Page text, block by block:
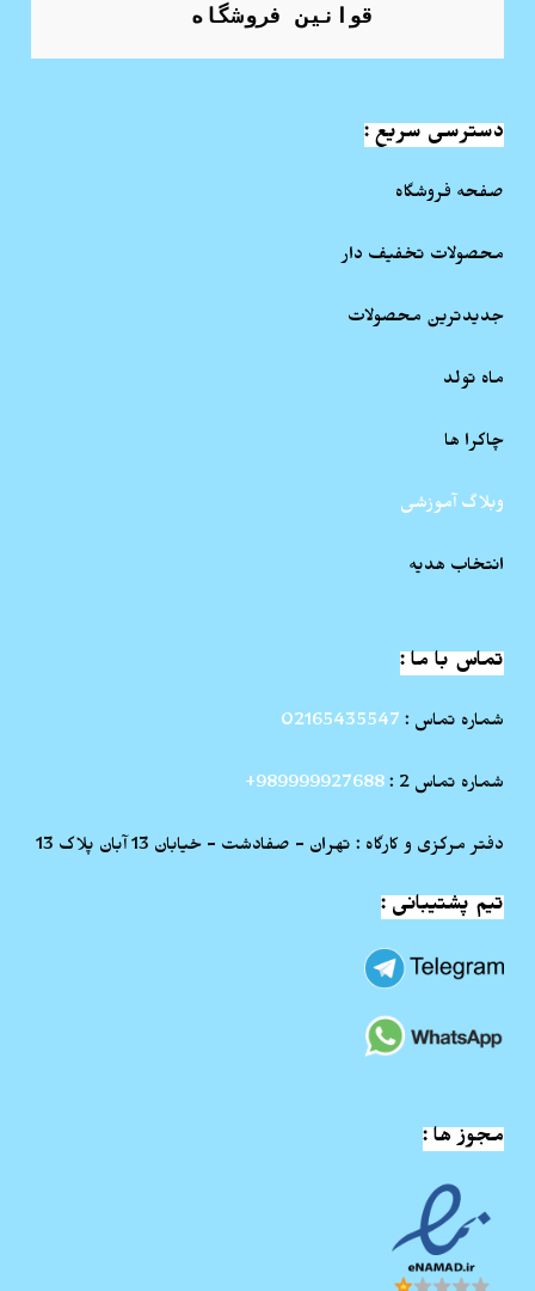
قوانین فروشگاه
دسترسی سریع :
صفحه فروشگاه
محصولات تخفیف دار
جدیدترین محصولات
ماه تولد
چاکرا ها
وبلاگ آموزشی
انتخاب هدیه
تماس با ما :
شماره تماس : 02165435547
شماره تماس 2 : 989999927688+
دفتر مرکزی و کارگاه : تهران - صفادشت - خیابان 13 آبان پلاک 13
تیم پشتیبانی :
مجوز ها :